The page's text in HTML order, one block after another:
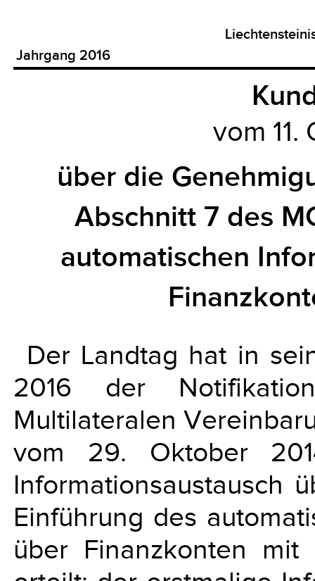
Jahrgang 2016
vom
über die
Abschnitt 7 des
automatischen
Der Landtag hat in
2016 der
Multilateralen
vom 29. Oktober
Informationsaustausch
Einführung des
über Finanzkonten mit